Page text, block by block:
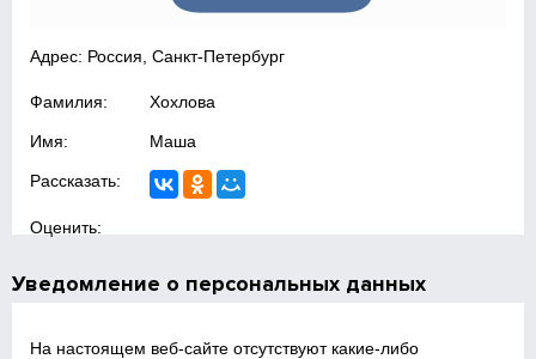
Адрес: Россия, Санкт-Петербург
Фамилия: Хохлова
Имя: Маша
Рассказать:
Оценить:
Уведомление о персональных данных
На настоящем веб‑сайте отсутствуют какие‑либо